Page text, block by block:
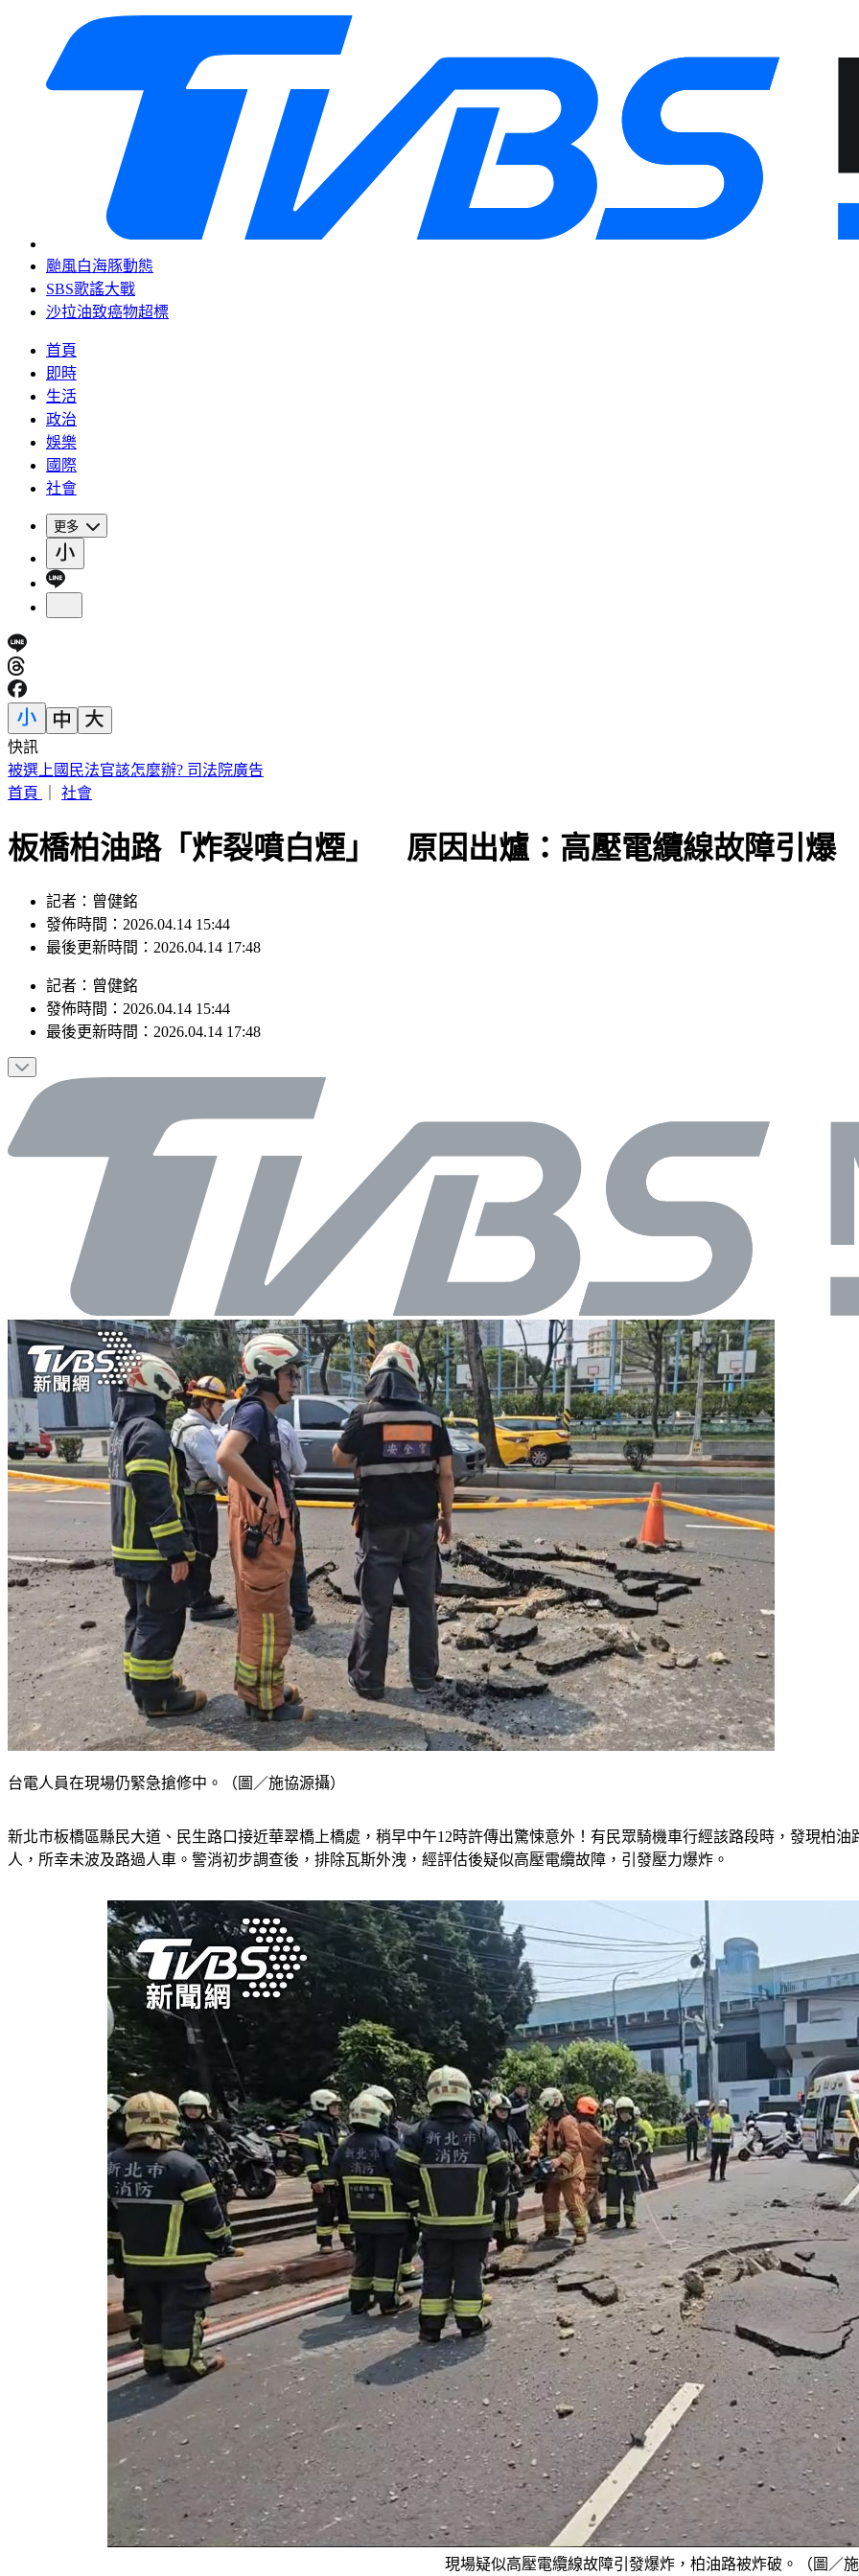
颱風白海豚動態
SBS歌謠大戰
沙拉油致癌物超標
首頁
即時
生活
政治
娛樂
國際
社會
更多
快訊
被選上國民法官該怎麼辦? 司法院廣告
首頁
社會
板橋柏油路「炸裂噴白煙」 原因出爐：高壓電纜線故障引爆
記者：曾健銘
發佈時間：2026.04.14 15:44
最後更新時間：2026.04.14 17:48
記者 ： 曾健銘
發佈時間： 2026.04.14 15:44
最後更新時間： 2026.04.14 17:48
台電人員在現場仍緊急搶修中。（圖／施協源攝）
新北市板橋區縣民大道、民生路口接近華翠橋上橋處，稍早中午12時許傳出驚悚意外！有民眾騎機車行經該路段時，發現柏
人，所幸未波及路過人車。警消初步調查後，排除瓦斯外洩，經評估後疑似高壓電纜故障，引發壓力爆炸。
現場疑似高壓電纜線故障引發爆炸，柏油路被炸破。（圖／